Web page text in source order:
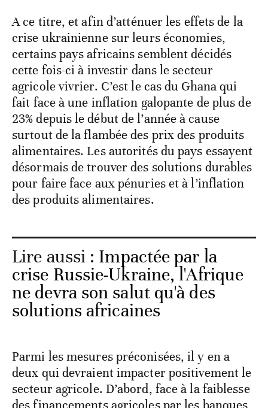
A ce titre, et afin d’atténuer les effets de la
crise ukrainienne sur leurs économies,
certains pays africains semblent décidés
cette fois-ci à investir dans le secteur
agricole vivrier. C’est le cas du Ghana qui
fait face à une inflation galopante de plus de
23% depuis le début de l’année à cause
surtout de la flambée des prix des produits
alimentaires. Les autorités du pays essayent
désormais de trouver des solutions durables
pour faire face aux pénuries et à l’inflation
des produits alimentaires.
Lire aussi : Impactée par la
crise Russie-Ukraine, l'Afrique
ne devra son salut qu'à des
solutions africaines
Parmi les mesures préconisées, il y en a
deux qui devraient impacter positivement le
secteur agricole. D’abord, face à la faiblesse